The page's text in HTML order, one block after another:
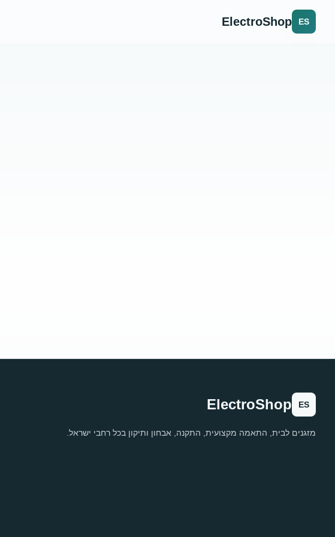
ES
ElectroShop
ES
ElectroShop
מזגנים לבית, התאמה מקצועית, התקנה, אבחון ותיקון בכל רחבי ישראל.